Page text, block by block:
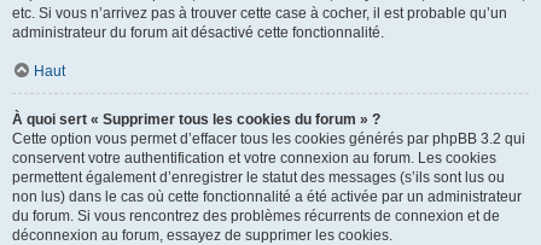
etc. Si vous n’arrivez pas à trouver cette case à cocher, il est probable qu’un
administrateur du forum ait désactivé cette fonctionnalité.
Haut
À quoi sert « Supprimer tous les cookies du forum » ?
Cette option vous permet d’effacer tous les cookies générés par phpBB 3.2 qui
conservent votre authentification et votre connexion au forum. Les cookies
permettent également d’enregistrer le statut des messages (s’ils sont lus ou
non lus) dans le cas où cette fonctionnalité a été activée par un administrateur
du forum. Si vous rencontrez des problèmes récurrents de connexion et de
déconnexion au forum, essayez de supprimer les cookies.